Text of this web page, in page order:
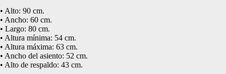
• Alto: 90 cm.
• Ancho: 60 cm.
• Largo: 80 cm.
• Altura mínima: 54 cm.
• Altura máxima: 63 cm.
• Ancho del asiento: 52 cm.
• Alto de respaldo: 43 cm.